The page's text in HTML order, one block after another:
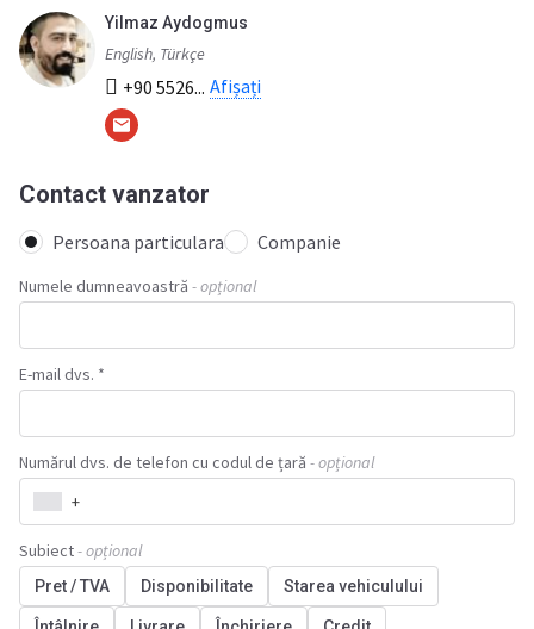
Yilmaz Aydogmus
English, Türkçe
+90 5526... Afișați
Contact vanzator
Persoana particulara Companie
Numele dumneavoastră - opțional
E-mail dvs. *
Numărul dvs. de telefon cu codul de țară - opțional
+
Subiect- opțional
Pret / TVA Disponibilitate Starea vehiculului